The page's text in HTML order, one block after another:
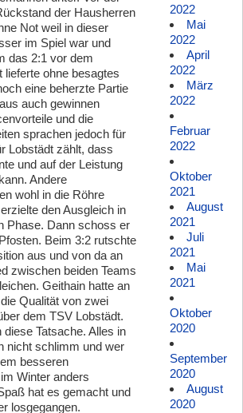
der Hausherren
Not weil in dieser
im Spiel war und
das 2:1 vor dem
ohne besagtes
eine beherzte Partie
auch gewinnen
und die
sprachen jedoch für
Lobstädt zählt, dass
und auf der Leistung
Andere
wohl in die Röhre
den Ausgleich in
Phase. Dann schoss er
Beim 3:2 rutschte
aus und von da an
zwischen beiden Teams
Geithain hatte an
Qualität von zwei
dem TSV Lobstädt.
Tatsache. Alles in
nicht schlimm und wer
besseren
Winter anders
hat es gemacht und
losgegangen.
2022
Mai
2022
April
2022
März
2022
Februar
2022
Oktober
2021
August
2021
Juli
2021
Mai
2021
Oktober
2020
September
2020
August
2020